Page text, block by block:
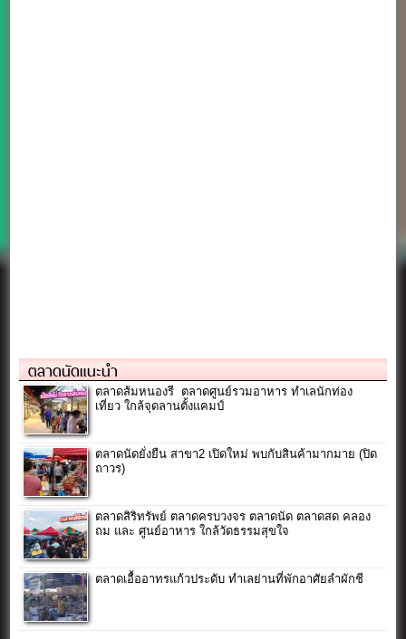
ตลาดนัดแนะนำ
ตลาดส้มหนองรี ตลาดศูนย์รวมอาหาร ทำเลนักท่อง
เที่ยว ใกล้จุดลานตั้งแคมป์
ตลาดนัดยั่งยืน สาขา2 เปิดใหม่ พบกับสินค้ามากมาย (ปิด
ถาวร)
ตลาดสิริทรัพย์ ตลาดครบวงจร ตลาดนัด ตลาดสด คลอง
ถม และ ศูนย์อาหาร ใกล้วัดธรรมสุขใจ
ตลาดเอื้ออาทรแก้วประดับ ทำเลย่านที่พักอาศัยลำผักชี